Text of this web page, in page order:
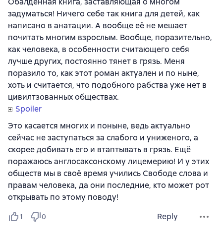
задуматься! Ничего себе так книга для детей, как
написано в анатации. А вообще её не мешает
почитать многим взрослым. Вообще, поразительно,
как человека, в особенности считающего себя
лучше других, постоянно тянет в грязь. Меня
поразило то, как этот роман актуален и по ныне,
хоть и считается, что подобного рабства уже нет в
цивилтзованных обществах.
Spoiler
Это касается многих и поныне, ведь актуально
сейчас не заступаться за слабого и униженого, а
скорее добивать его и втаптывать в грязь. Ещё
поражаюсь англосаксонскому лицемерию! И у этих
обществ мы в своё время учились Свободе слова и
правам человека, да они последние, кто может рот
открывать по этому поводу!
1 0 Reply